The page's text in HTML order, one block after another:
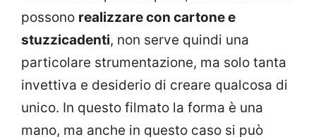
possono realizzare con cartone e
stuzzicadenti, non serve quindi una
particolare strumentazione, ma solo tanta
invettiva e desiderio di creare qualcosa di
unico. In questo filmato la forma è una
mano, ma anche in questo caso si può